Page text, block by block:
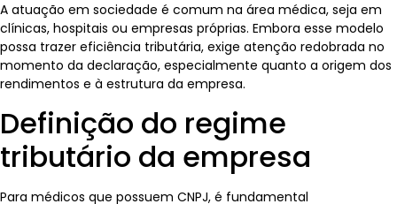
A atuação em sociedade é comum na área médica, seja em
clínicas, hospitais ou empresas próprias. Embora esse modelo
possa trazer eficiência tributária, exige atenção redobrada no
momento da declaração, especialmente quanto a origem dos
rendimentos e à estrutura da empresa.
Definição do regime
tributário da empresa
Para médicos que possuem CNPJ, é fundamental